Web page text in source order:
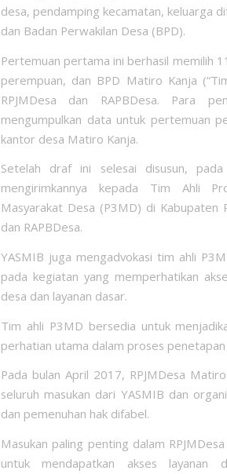
desa, pendamping kecamatan, keluarga
dan Badan Perwakilan Desa (BPD).
Pertemuan pertama ini berhasil memilih
perempuan, dan BPD Matiro Kanja
RPJMDesa dan RAPBDesa. Para
mengumpulkan data untuk pertemuan
kantor desa Matiro Kanja.
Setelah draf ini selesai disusun,
mengirimkannya kepada Tim Ahli
Masyarakat Desa (P3MD) di Kabupaten
dan RAPBDesa.
YASMIB juga mengadvokasi tim ahli
pada kegiatan yang memperhatikan
desa dan layanan dasar.
Tim ahli P3MD bersedia untuk
perhatian utama dalam proses penetapan
Pada bulan April 2017, RPJMDesa
seluruh masukan dari YASMIB dan
dan pemenuhan hak difabel.
Masukan paling penting dalam
untuk mendapatkan akses layanan